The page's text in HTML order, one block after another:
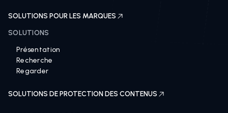
SOLUTIONS POUR LES MARQUES
SOLUTIONS
Présentation
Recherche
Regarder
SOLUTIONS DE PROTECTION DES CONTENUS